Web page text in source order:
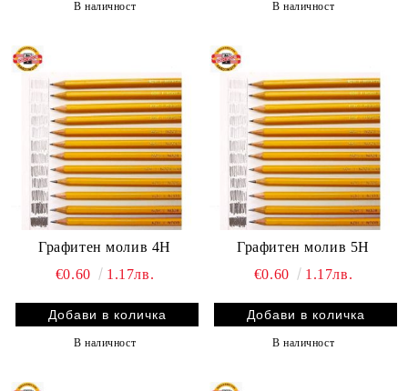
В наличност В наличност
Графитен молив 4H
€0.60
1.17лв.
В наличност
Графитен молив 5H
€0.60
1.17лв.
В наличност